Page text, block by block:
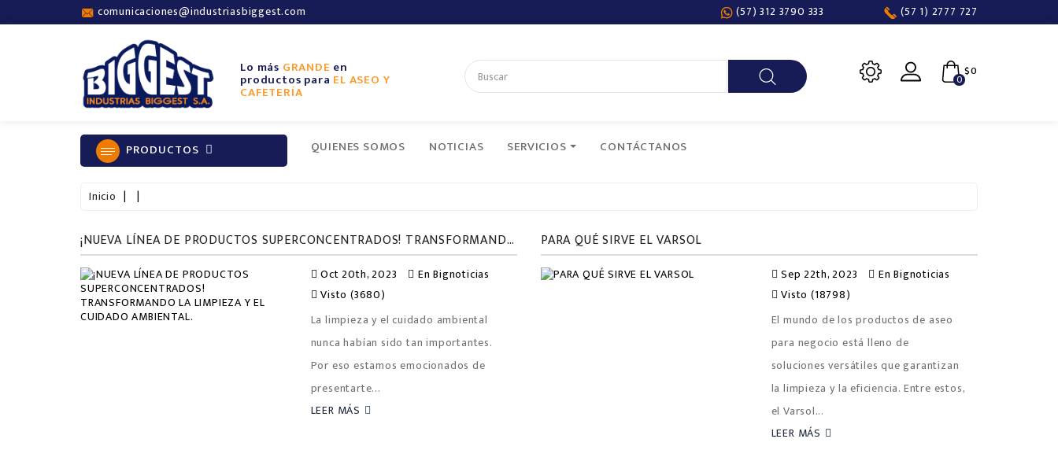
comunicaciones@industriasbiggest.com (57) 312 3790 333 (57 1) 2777 727
Lo más GRANDE en
productos para EL ASEO Y
CAFETERÍA
0$0
PRODUCTOS QUIENES SOMOS NOTICIAS SERVICIOS CONTÁCTANOS
Inicio
¡NUEVA LÍNEA DE PRODUCTOS SUPERCONCENTRADOS! TRANSFORMANDO LA LIMPIEZA Y EL CUIDADO AMBIENTAL.
Oct 20th, 2023 En Bignoticias
Visto (3680)
La limpieza y el cuidado ambiental
nunca habían sido tan importantes.
Por eso estamos emocionados de
presentarte...
LEER MÁS
PARA QUÉ SIRVE EL VARSOL
Sep 22th, 2023 En Bignoticias
Visto (18798)
El mundo de los productos de aseo
para negocio está lleno de
soluciones versátiles que garantizan
la limpieza y la eficiencia. Entre estos,
el Varsol...
LEER MÁS